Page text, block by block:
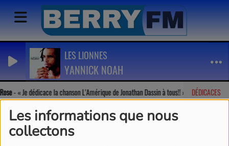
Les informations que nous
collectons
LES LIONNES
YANNICK NOAH
DÉDICACES
- Je dédicace la chanson L'Amérique de Jonathan Dassin à tous!!